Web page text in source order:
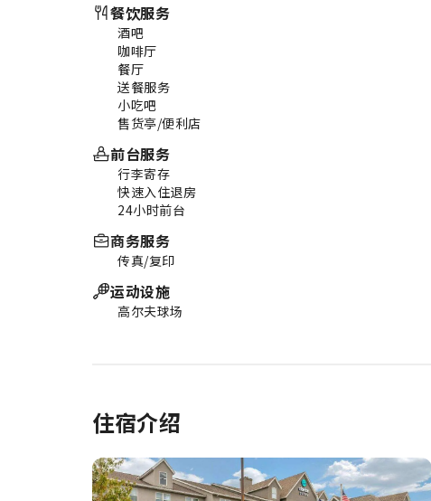
餐饮服务
酒吧
咖啡厅
餐厅
送餐服务
小吃吧
售货亭/便利店
前台服务
行李寄存
快速入住退房
24小时前台
商务服务
传真/复印
运动设施
高尔夫球场
住宿介绍